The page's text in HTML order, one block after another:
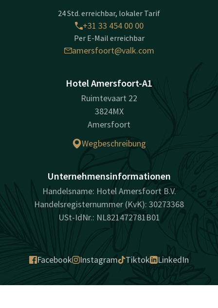
24 Std. erreichbar, lokaler Tarif
+31 33 454 00 00
Per E-Mail erreichbar
amersfoort@valk.com
Hotel Amersfoort-A1
Ruimtevaart 22
3824MX
Amersfoort
Wegbeschreibung
Unternehmensinformationen
Handelsname: Hotel Amersfoort B.V.
Handelsregisternummer (KvK): 30273368
USt-IdNr.: NL821472781B01
Facebook Instagram Tiktok LinkedIn